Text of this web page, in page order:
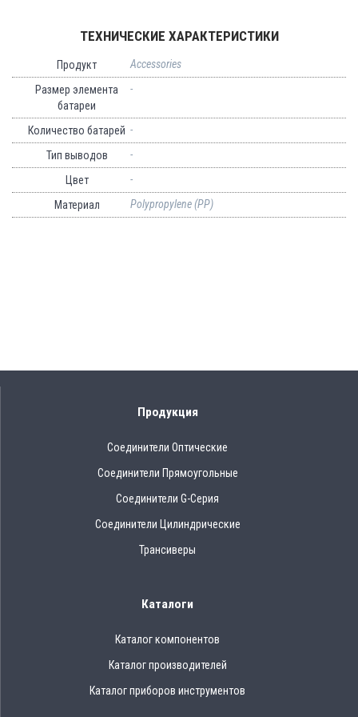
ТЕХНИЧЕСКИЕ ХАРАКТЕРИСТИКИ
Продукт
Accessories
Размер элемента
батареи
-
Количество батарей -
Тип выводов
-
Цвет
-
Материал
Polypropylene (PP)
Продукция
Соединители Оптические
Соединители Прямоугольные
Соединители G-Серия
Соединители Цилиндрические
Трансиверы
Каталоги
Каталог компонентов
Каталог производителей
Каталог приборов инструментов